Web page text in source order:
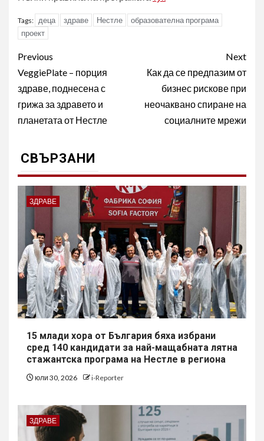
Tags: деца здраве Нестле
образователна програма
проект
Post
navigation
Previous
VeggiePlate – порция
здраве, поднесена с
грижа за здравето и
планетата от Нестле
Next
Как да се предпазим от
бизнес рискове при
неочаквано спиране на
социалните мрежи
СВЪРЗАНИ
ЗДРАВЕ
15 млади хора от България бяха избрани
сред 140 кандидати за най-мащабната лятна
стажантска програма на Нестле в региона
юли 30, 2026 i-Reporter
ЗДРАВЕ